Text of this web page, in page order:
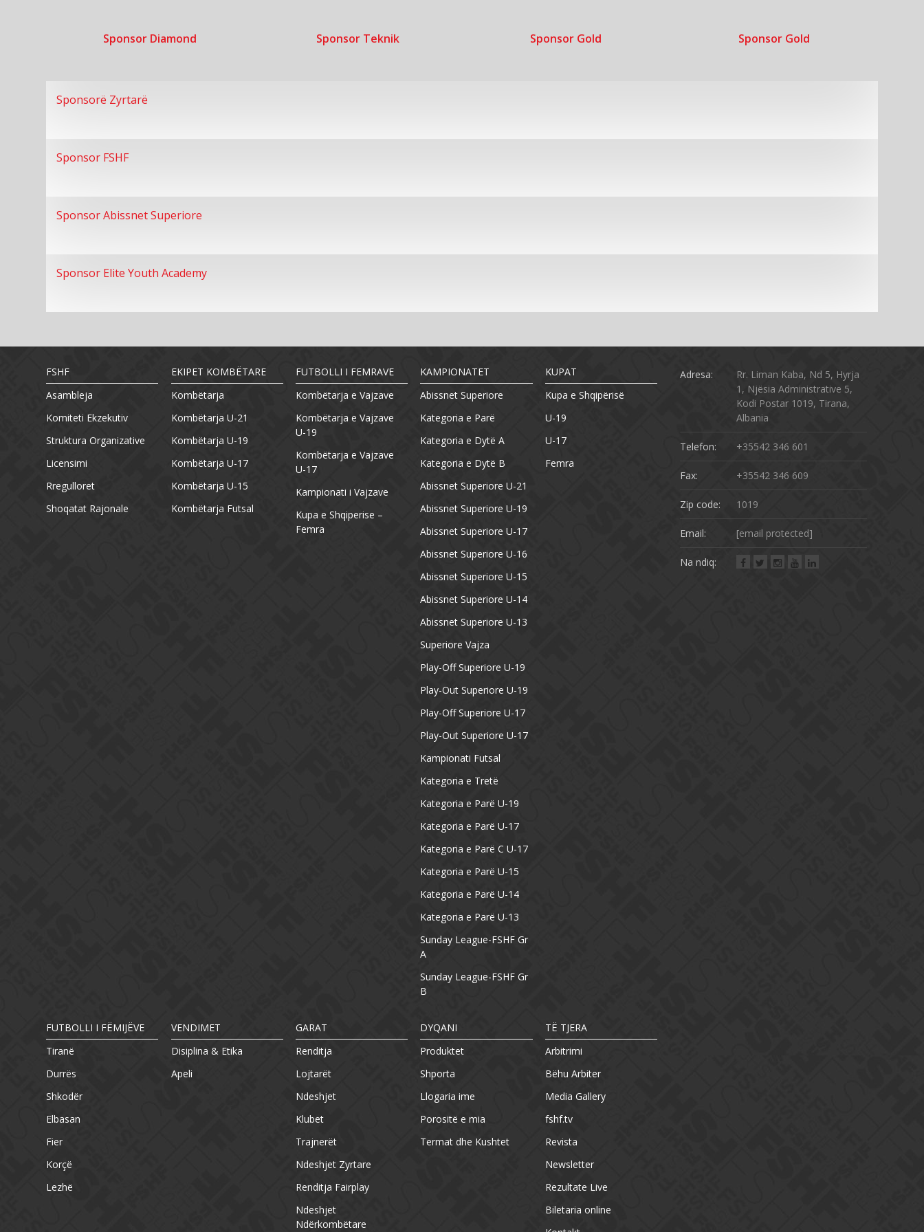
Sponsor Diamond Sponsor Teknik Sponsor Gold Sponsor Gold
Sponsorë Zyrtarë
Sponsor FSHF
Sponsor Abissnet Superiore
Sponsor Elite Youth Academy
FSHF
Asambleja
Komiteti Ekzekutiv
Struktura Organizative
Licensimi
Rregulloret
Shoqatat Rajonale
EKIPET KOMBËTARE
Kombëtarja
Kombëtarja U-21
Kombëtarja U-19
Kombëtarja U-17
Kombëtarja U-15
Kombëtarja Futsal
FUTBOLLI I FEMRAVE
Kombëtarja e Vajzave
Kombëtarja e Vajzave
U-19
Kombëtarja e Vajzave
U-17
Kampionati i Vajzave
Kupa e Shqiperise –
Femra
KAMPIONATET
Abissnet Superiore
Kategoria e Parë
Kategoria e Dytë A
Kategoria e Dytë B
Abissnet Superiore U-21
Abissnet Superiore U-19
Abissnet Superiore U-17
Abissnet Superiore U-16
Abissnet Superiore U-15
Abissnet Superiore U-14
Abissnet Superiore U-13
Superiore Vajza
Play-Off Superiore U-19
Play-Out Superiore U-19
Play-Off Superiore U-17
Play-Out Superiore U-17
Kampionati Futsal
Kategoria e Tretë
Kategoria e Parë U-19
Kategoria e Parë U-17
Kategoria e Parë C U-17
Kategoria e Parë U-15
Kategoria e Parë U-14
Kategoria e Parë U-13
Sunday League-FSHF Gr
A
Sunday League-FSHF Gr
B
KUPAT
Kupa e Shqipërisë
U-19
U-17
Femra
FUTBOLLI I FËMIJËVE
Tiranë
Durrës
Shkodër
Elbasan
Fier
Korçë
Lezhë
VENDIMET
Disiplina & Etika
Apeli
GARAT
Renditja
Lojtarët
Ndeshjet
Klubet
Trajnerët
Ndeshjet Zyrtare
Renditja Fairplay
Ndeshjet
Ndërkombëtare
DYQANI
Produktet
Shporta
Llogaria ime
Porositë e mia
Termat dhe Kushtet
TË TJERA
Arbitrimi
Bëhu Arbiter
Media Gallery
fshf.tv
Revista
Newsletter
Rezultate Live
Biletaria online
Adresa:
Rr. Liman Kaba, Nd 5, Hyrja
1, Njësia Administrative 5,
Kodi Postar 1019, Tirana,
Albania
Telefon: +35542 346 601
Fax: +35542 346 609
Zip code: 1019
Email: [email protected]
Na ndiq: